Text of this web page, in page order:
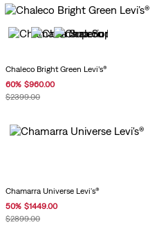
Chaleco Bright Green Levi’s®
60% $960.00
$2399.00
Chamarra Universe Levi's®
50% $1449.00
$2899.00